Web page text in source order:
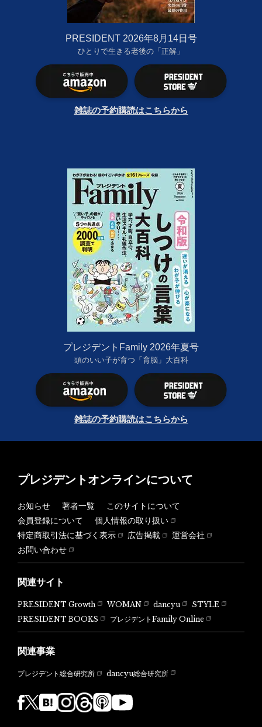
PRESIDENT 2026年8月14日号
ひとりで生きる老後の「正解」
雑誌の予約購読はこちらから
プレジデントFamily 2026年夏号
頭のいい子が育つ「育脳」大百科
雑誌の予約購読はこちらから
プレジデントオンラインについて
お知らせ 著者一覧
このサイトについて
会員登録について
個人情報の取り扱い
特定商取引法に基づく表示
広告掲載
運営会社
お問い合わせ
関連サイト
PRESIDENT Growth WOMAN dancyu
STYLE
PRESIDENT BOOKS
プレジデントFamily Online
関連事業
プレジデント総合研究所 dancyu総合研究所